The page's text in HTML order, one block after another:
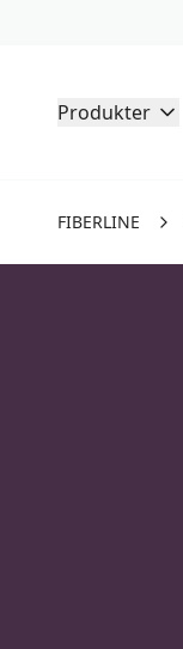
Produkter
FIBERLINE